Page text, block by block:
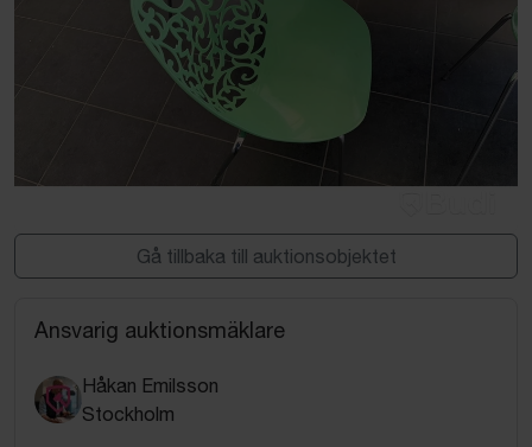
Gå tillbaka till auktionsobjektet
Ansvarig auktionsmäklare
Håkan Emilsson
Stockholm